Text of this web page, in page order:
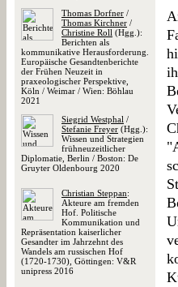
Thomas Dorfner /
Thomas Kirchner /
Christine Roll (Hgg.):
Berichten als
kommunikative Herausforderung.
Europäische Gesandtenberichte
der Frühen Neuzeit in
praxeologischer Perspektive,
Köln / Weimar / Wien: Böhlau
2021
Siegrid Westphal /
Stefanie Freyer (Hgg.):
Wissen und Strategien
frühneuzeitlicher
Diplomatie, Berlin / Boston: De
Gruyter Oldenbourg 2020
Christian Steppan:
Akteure am fremden
Hof. Politische
Kommunikation und
Repräsentation kaiserlicher
Gesandter im Jahrzehnt des
Wandels am russischen Hof
(1720-1730), Göttingen: V&R
unipress 2016